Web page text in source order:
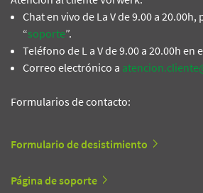
Chat en vivo de La V de 9.00 a
“soporte”.
Teléfono de L a V de 9.00 a 20.00h en
Correo electrónico a
Formularios de contacto:
Formulario de desistimiento
Página de soporte